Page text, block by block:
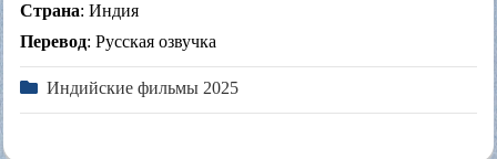
Страна: Индия
Перевод: Русская озвучка
Индийские фильмы 2025